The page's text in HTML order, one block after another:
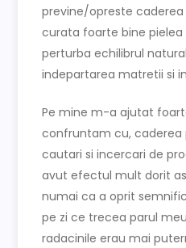
previne/opreste caderea
curata foarte bine
perturba echilibrul
indepartarea matretii si
Pe mine m-a ajutat
confruntam cu, caderea
cautari si incercari de
avut efectul mult dorit
numai ca a oprit
pe zi ce trecea parul
radacinile erau mai